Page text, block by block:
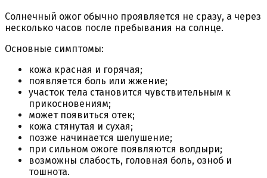
Солнечный ожог обычно проявляется не сразу, а через
несколько часов после пребывания на солнце.
Основные симптомы:
кожа красная и горячая;
появляется боль или жжение;
участок тела становится чувствительным к
прикосновениям;
может появиться отек;
кожа стянутая и сухая;
позже начинается шелушение;
при сильном ожоге появляются волдыри;
возможны слабость, головная боль, озноб и
тошнота.